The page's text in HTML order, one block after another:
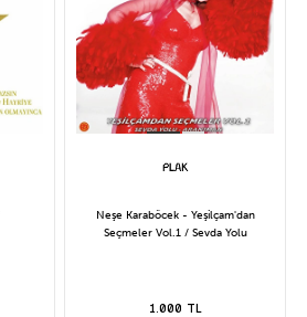
Neşe Karaböcek - Yeşilçam'dan
Seçmeler Vol.1 / Sevda Yolu
1.000 TL